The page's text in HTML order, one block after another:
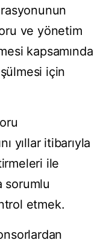
ve yönetim
kapsamında
için
yıllar itibarıyla
ile
sorumlu
etmek.